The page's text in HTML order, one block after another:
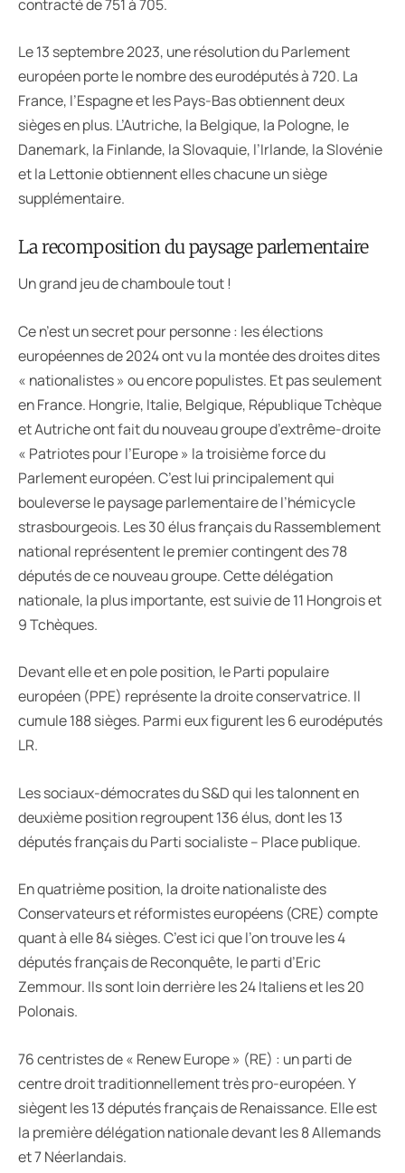
contracté de 751 à 705.
Le 13 septembre 2023, une résolution du Parlement
européen porte le nombre des eurodéputés à 720. La
France, l’Espagne et les Pays-Bas obtiennent deux
sièges en plus. L’Autriche, la Belgique, la Pologne, le
Danemark, la Finlande, la Slovaquie, l’Irlande, la Slovénie
et la Lettonie obtiennent elles chacune un siège
supplémentaire.
La recomposition du paysage parlementaire
Un grand jeu de chamboule tout !
Ce n’est un secret pour personne : les élections
européennes de 2024 ont vu la montée des droites dites
« nationalistes » ou encore populistes. Et pas seulement
en France. Hongrie, Italie, Belgique, République Tchèque
et Autriche ont fait du nouveau groupe d’extrême-droite
« Patriotes pour l’Europe » la troisième force du
Parlement européen. C’est lui principalement qui
bouleverse le paysage parlementaire de l’hémicycle
strasbourgeois. Les 30 élus français du Rassemblement
national représentent le premier contingent des 78
députés de ce nouveau groupe. Cette délégation
nationale, la plus importante, est suivie de 11 Hongrois et
9 Tchèques.
Devant elle et en pole position, le Parti populaire
européen (PPE) représente la droite conservatrice. Il
cumule 188 sièges. Parmi eux figurent les 6 eurodéputés
LR.
Les sociaux-démocrates du S&D qui les talonnent en
deuxième position regroupent 136 élus, dont les 13
députés français du Parti socialiste – Place publique.
En quatrième position, la droite nationaliste des
Conservateurs et réformistes européens (CRE) compte
quant à elle 84 sièges. C’est ici que l’on trouve les 4
députés français de Reconquête, le parti d’Eric
Zemmour. Ils sont loin derrière les 24 Italiens et les 20
Polonais.
76 centristes de « Renew Europe » (RE) : un parti de
centre droit traditionnellement très pro-européen. Y
siègent les 13 députés français de Renaissance. Elle est
la première délégation nationale devant les 8 Allemands
et 7 Néerlandais.